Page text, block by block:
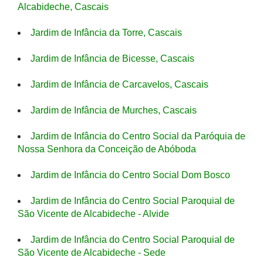
Alcabideche, Cascais
Jardim de Infância da Torre, Cascais
Jardim de Infância de Bicesse, Cascais
Jardim de Infância de Carcavelos, Cascais
Jardim de Infância de Murches, Cascais
Jardim de Infância do Centro Social da Paróquia de
Nossa Senhora da Conceição de Abóboda
Jardim de Infância do Centro Social Dom Bosco
Jardim de Infância do Centro Social Paroquial de
São Vicente de Alcabideche - Alvide
Jardim de Infância do Centro Social Paroquial de
São Vicente de Alcabideche - Sede